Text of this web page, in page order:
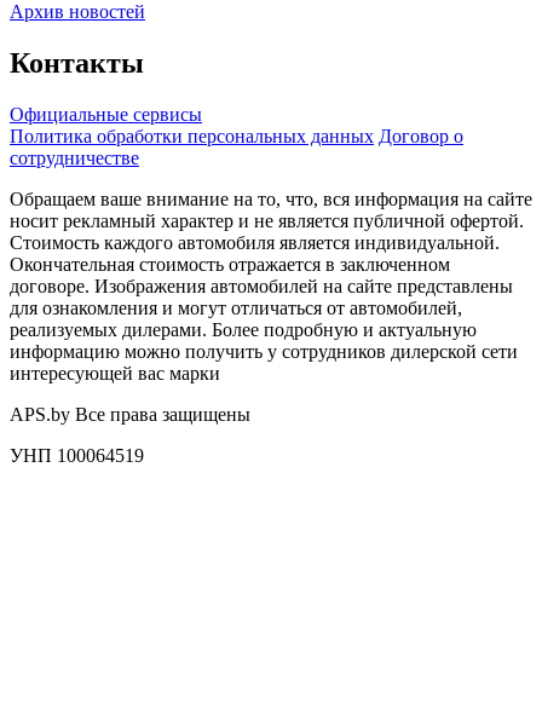
Архив новостей
Контакты
Официальные сервисы
Политика обработки персональных данных Договор о
сотрудничестве
Обращаем ваше внимание на то, что, вся информация на сайте
носит рекламный характер и не является публичной офертой.
Стоимость каждого автомобиля является индивидуальной.
Окончательная стоимость отражается в заключенном
договоре. Изображения автомобилей на сайте представлены
для ознакомления и могут отличаться от автомобилей,
реализуемых дилерами. Более подробную и актуальную
информацию можно получить у сотрудников дилерской сети
интересующей вас марки
APS.by Все права защищены
УНП 100064519